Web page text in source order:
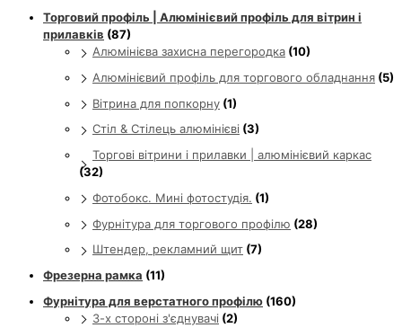
Торговий профіль | Алюмінієвий профіль для вітрин і
прилавків (87)
Алюмінієва захисна перегородка (10)
Алюмінієвий профіль для торгового обладнання (5)
Вітрина для попкорну (1)
Стіл & Стілець алюмінієві (3)
Торгові вітрини і прилавки | алюмінієвий каркас
(32)
Фотобокс. Мині фотостудія. (1)
Фурнітура для торгового профілю (28)
Штендер, рекламний щит (7)
Фрезерна рамка (11)
Фурнітура для верстатного профілю (160)
3-х стороні з'єднувачі (2)